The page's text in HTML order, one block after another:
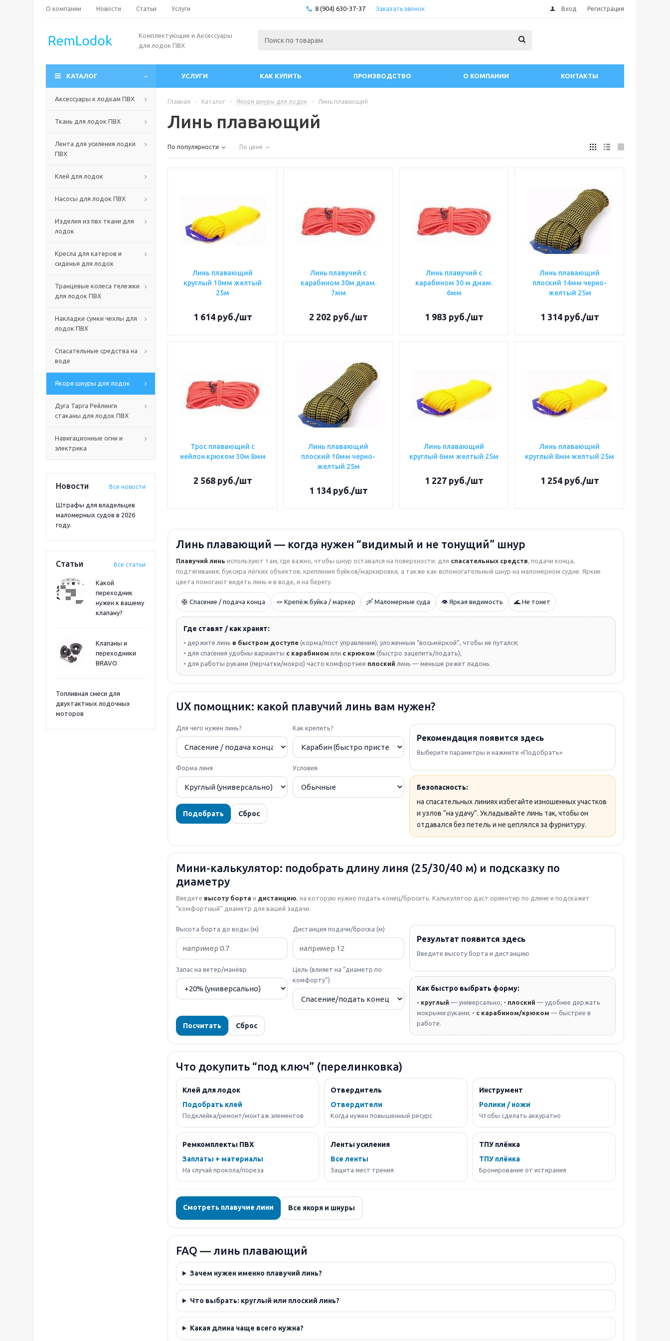
О компании Новости Статьи Услуги 8 (904) 630-37-37 Заказать звонок Вход Регистрация
Комплектующие и Аксессуары
для лодок ПВХ
КАТАЛОГ УСЛУГИ КАК КУПИТЬ ПРОИЗВОДСТВО О КОМПАНИИ КОНТАКТЫ
Аксессуары к лодкам ПВХ
Ткань для лодок ПВХ
Лента для усиления лодки
ПВХ
Клей для лодок
Насосы для лодок ПВХ
Изделия из пвх ткани для
лодок
Кресла для катеров и
сиденья для лодок
Транцевые колеса тележки
для лодок ПВХ
Накладки сумки чехлы для
лодок ПВХ
Спасательные средства на
воде
Якоря шнуры для лодок
Дуга Тарга Рейлинги
стаканы для лодок ПВХ
Навигационные огни и
электрика
Новости Все новости
Штрафы для владельцев
маломерных судов в 2026
году.
Статьи Все статьи
Какой
переходник
нужен к вашему
клапану?
Клапаны и
переходники
BRAVO
Топливная смеси для
двухтактных лодочных
моторов
Главная - Каталог - Якоря шнуры для лодок - Линь плавающий
Линь плавающий
По популярности По цене
Линь плавающий
круглый 10мм желтый
25м
1 614руб./шт
Линь плавучий с
карабином 30м диам.
7мм
2 202 руб./шт
Линь плавучий с
карабином 30 м диам.
6мм
1 983 руб./шт
Линь плавающий
плоский 14мм черно-
желтый 25м
1 314руб./шт
Трос плавающий с
нейлон.крюком 30м 8мм
2 568руб./шт
Линь плавающий
плоский 10мм черно-
желтый 25м
1 134руб./шт
Линь плавающий
круглый 6мм желтый 25м
1 227руб./шт
Линь плавающий
круглый 8мм желтый 25м
1 254руб./шт
Линь плавающий — когда нужен “видимый и не тонущий” шнур
Плавучий линь используют там, где важно, чтобы шнур оставался на поверхности: для спасательных средств, подачи конца,
подтягивания, буксира лёгких объектов, крепления буйков/маркировки, а также как вспомогательный шнур на маломерном судне. Яркие
цвета помогают видеть линь и в воде, и на берегу.
🛟 Спасение / подача конца 🪢 Крепёж буйка / маркер 🛶 Маломерные суда 👁️ Яркая видимость 🌊 Не тонет
Где ставят / как хранят:
• держите линь в быстром доступе (корма/пост управления), уложенным “восьмёркой”, чтобы не путался;
• для спасения удобны варианты с карабином или с крюком (быстро зацепить/подать);
• для работы руками (перчатки/мокро) часто комфортнее плоский линь — меньше режет ладонь.
UX помощник: какой плавучий линь вам нужен?
Для чего нужен линь? Как крепить?
Форма линя Условия
Подобрать Сброс
Рекомендация появится здесь
Выберите параметры и нажмите «Подобрать»
Безопасность:
на спасательных линиях избегайте изношенных участков
и узлов “на удачу”. Укладывайте линь так, чтобы он
отдавался без петель и не цеплялся за фурнитуру.
Мини-калькулятор: подобрать длину линя (25/30/40 м) и подсказку по
диаметру
Введите высоту борта и дистанцию, на которую нужно подать конец/бросить. Калькулятор даст ориентир по длине и подскажет
“комфортный” диаметр для вашей задачи.
Высота борта до воды (м) Дистанция подачи/броска (м)
Запас на ветер/манёвр
Цель (влияет на “диаметр по
комфорту”)
Посчитать Сброс
Результат появится здесь
Введите высоту борта и дистанцию
Как быстро выбрать форму:
• круглый — универсально; • плоский — удобнее держать
мокрыми руками; • с карабином/крюком — быстрее в
работе.
Что докупить “под ключ” (перелинковка)
Клей для лодок
Подобрать клей
Подклейка/ремонт/монтаж элементов
Отвердитель
Отвердители
Когда нужен повышенный ресурс
Инструмент
Ролики / ножи
Чтобы сделать аккуратно
Ремкомплекты ПВХ
Заплаты + материалы
На случай прокола/пореза
Ленты усиления
Все ленты
Защита мест трения
ТПУ плёнка
ТПУ плёнка
Бронирование от истирания
Смотреть плавучие лини Все якоря и шнуры
FAQ — линь плавающий
Зачем нужен именно плавучий линь?
Что выбрать: круглый или плоский линь?
Какая длина чаще всего нужна?